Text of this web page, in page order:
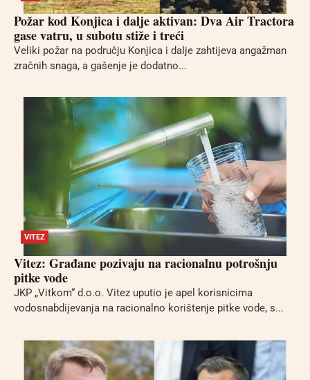
Požar kod Konjica i dalje aktivan: Dva Air Tractora
gase vatru, u subotu stiže i treći
Veliki požar na području Konjica i dalje zahtijeva angažman
zračnih snaga, a gašenje je dodatno...
VITEZ
Vitez: Građane pozivaju na racionalnu potrošnju
pitke vode
JKP „Vitkom“ d.o.o. Vitez uputio je apel korisnicima
vodosnabdijevanja na racionalno korištenje pitke vode, s...